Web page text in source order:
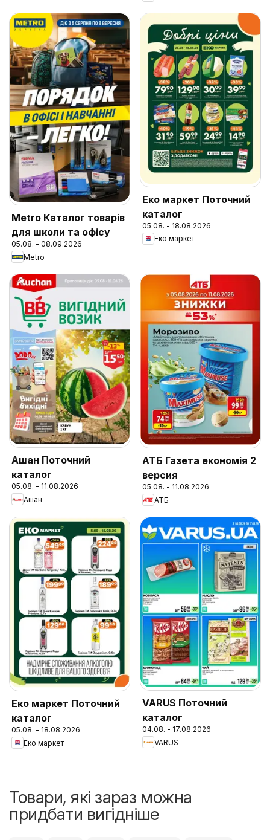
Metro Каталог товарів
для школи та офісу
05.08. - 08.09.2026
Metro
Еко маркет Поточний
каталог
05.08. - 18.08.2026
Еко маркет
Ашан Поточний
каталог
05.08. - 11.08.2026
Ашан
АТБ Газета економія 2
версия
05.08. - 11.08.2026
АТБ
Еко маркет Поточний
каталог
05.08. - 18.08.2026
Еко маркет
VARUS Поточний
каталог
04.08. - 17.08.2026
VARUS
Товари, які зараз можна
придбати вигідніше